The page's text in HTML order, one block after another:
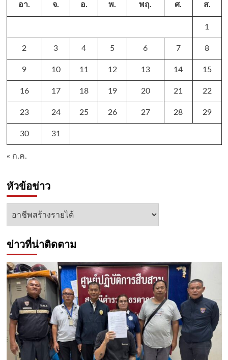
อา. จ. อ. พ. พฤ. ศ. ส.
1
2 3 4 5 6 7 8
9 10 11 12 13 14 15
16 17 18 19 20 21 22
23 24 25 26 27 28 29
30 31
« ก.ค.
หัวข้อข่าว
หัวข้อ
ข่าวที่น่าติดตาม